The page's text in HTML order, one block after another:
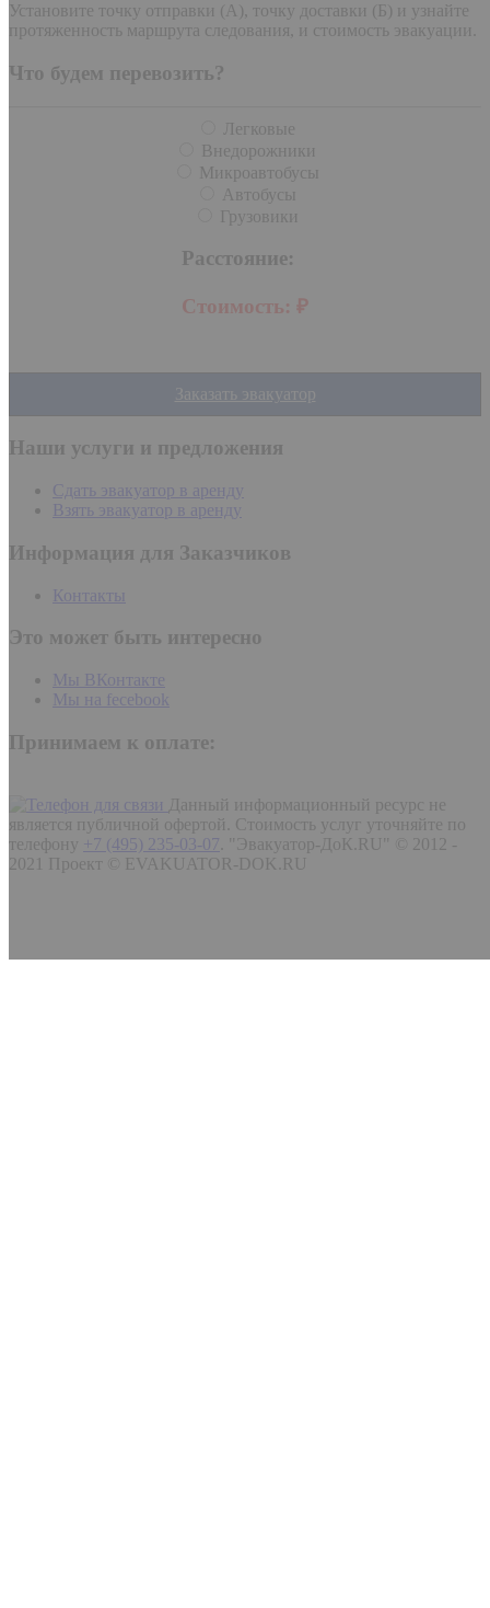
Установите точку отправки (А), точку доставки (Б) и узнайте
протяженность маршрута следования, и стоимость эвакуации.
Что будем перевозить?
Легковые
Внедорожники
Микроавтобусы
Автобусы
Грузовики
Расстояние:
Стоимость: ₽
Заказать эвакуатор
Наши услуги и предложения
Сдать эвакуатор в аренду
Взять эвакуатор в аренду
Информация для Заказчиков
Контакты
Это может быть интересно
Мы ВКонтакте
Мы на fecebook
Принимаем к оплате:
Данный информационный ресурс не
является публичной офертой. Стоимость услуг уточняйте по
телефону
+7 (495) 235-03-07 "Эвакуатор-ДоК.RU" © 2012 -
2021 Проект © EVAKUATOR-DOK.RU